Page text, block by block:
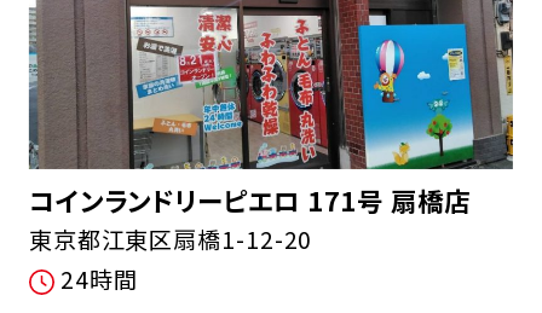
コインランドリーピエロ 171号 扇橋店
東京都江東区扇橋1-12-20
24時間